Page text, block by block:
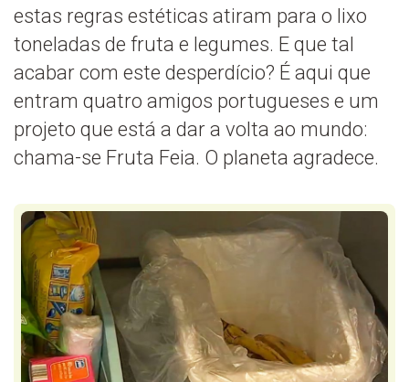
estas regras estéticas atiram para o lixo
toneladas de fruta e legumes. E que tal
acabar com este desperdício? É aqui que
entram quatro amigos portugueses e um
projeto que está a dar a volta ao mundo:
chama-se Fruta Feia. O planeta agradece.